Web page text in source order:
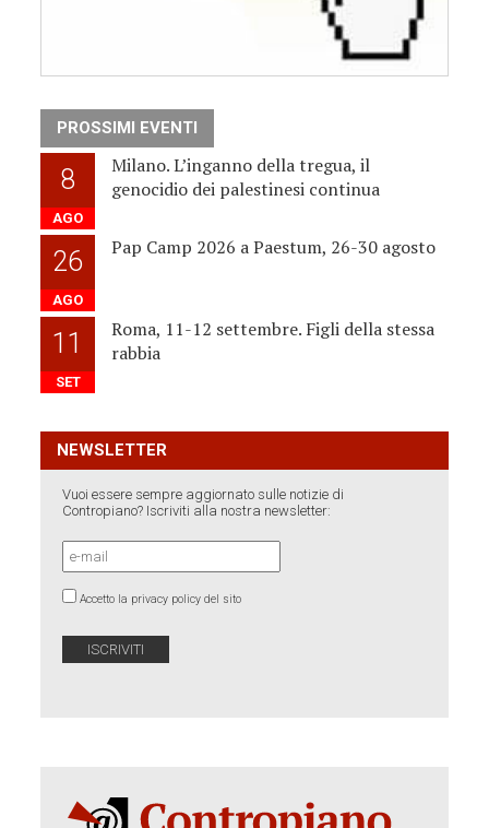
PROSSIMI EVENTI
8
AGO
Milano. L’inganno della tregua, il
genocidio dei palestinesi continua
26
AGO
Pap Camp 2026 a Paestum, 26-30 agosto
11
SET
Roma, 11-12 settembre. Figli della stessa
rabbia
NEWSLETTER
Vuoi essere sempre aggiornato sulle notizie di
Contropiano? Iscriviti alla nostra newsletter:
Accetto la privacy policy del sito